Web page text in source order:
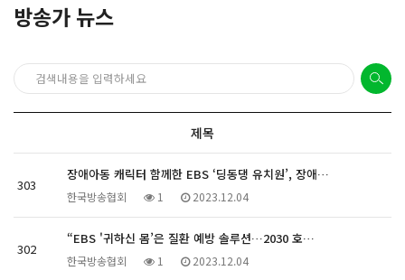
방송가 뉴스
제목
303
장애아동 캐릭터 함께한 EBS ‘딩동댕 유치원’, 장애…
한국방송협회 1 2023.12.04
302
“EBS '귀하신 몸’은 질환 예방 솔루션…2030 호…
한국방송협회 1 2023.12.04